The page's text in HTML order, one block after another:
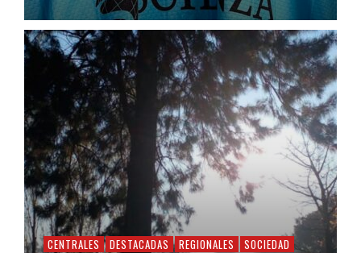
CENTRALES DESTACADAS REGIONALES SOCIEDAD